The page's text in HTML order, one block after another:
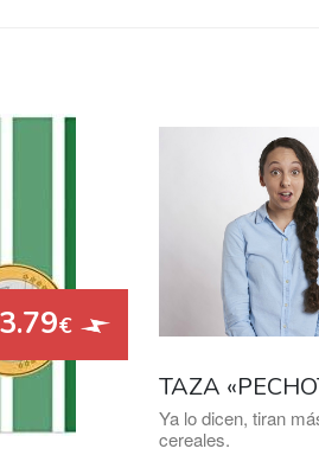
€
TAZA
Ya lo dicen, tiran
cereales.